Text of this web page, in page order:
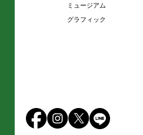
ミュージアム
グラフィック